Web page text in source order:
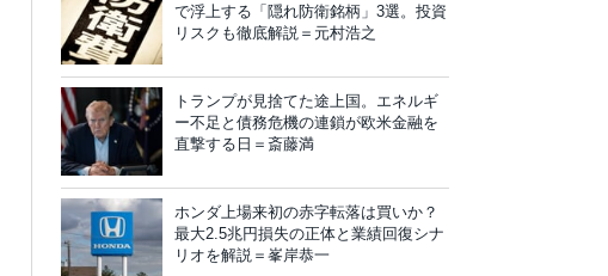
で浮上する「隠れ防衛銘柄」3選。投資
リスクも徹底解説＝元村浩之
トランプが見捨てた途上国。エネルギ
ー不足と債務危機の連鎖が欧米金融を
直撃する日＝斎藤満
ホンダ上場来初の赤字転落は買いか？
最大2.5兆円損失の正体と業績回復シナ
リオを解説＝峯岸恭一